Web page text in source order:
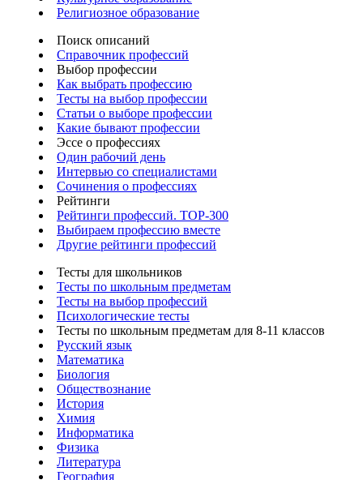
Религиозное образование
Поиск описаний
Справочник профессий
Выбор профессии
Как выбрать профессию
Тесты на выбор профессии
Статьи о выборе профессии
Какие бывают профессии
Эссе о профессиях
Один рабочий день
Интервью со специалистами
Сочинения о профессиях
Рейтинги
Рейтинги профессий. TOP-300
Выбираем профессию вместе
Другие рейтинги профессий
Тесты для школьников
Тесты по школьным предметам
Тесты на выбор профессий
Психологические тесты
Тесты по школьным предметам для 8-11 классов
Русский язык
Математика
Биология
Обществознание
История
Химия
Информатика
Физика
Литература
География